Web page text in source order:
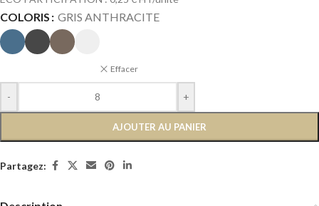
COLORIS GRIS ANTHRACITE
Effacer
- +
AJOUTER AU PANIER
Partagez: